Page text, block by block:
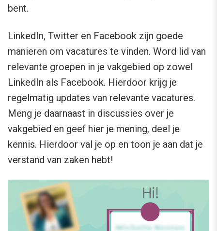
bent.
LinkedIn, Twitter en Facebook zijn goede
manieren om vacatures te vinden. Word lid van
relevante groepen in je vakgebied op zowel
LinkedIn als Facebook. Hierdoor krijg je
regelmatig updates van relevante vacatures.
Meng je daarnaast in discussies over je
vakgebied en geef hier je mening, deel je
kennis. Hierdoor val je op en toon je aan dat je
verstand van zaken hebt!